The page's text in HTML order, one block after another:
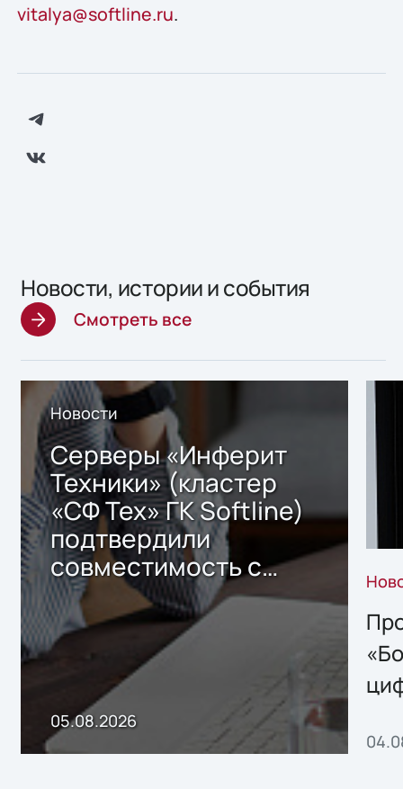
vitalya@softline.ru.
Новости, истории и события
Смотреть все
Новости
Серверы «Инферит
Техники» (кластер
«СФ Тех» ГК Softline)
подтвердили
совместимость с
решением Sharx
Storage 2.x для
хранения данных
05.08.2026